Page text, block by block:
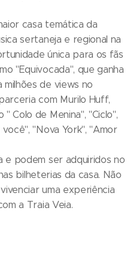
casa temática da
sertaneja e regional na
única para os fãs
"Equivocada", que ganha
de views no
com Murilo Huff,
Colo de Menina", "Ciclo",
"Nova York", "Amor
e podem ser adquiridos no
bilheterias da casa. Não
uma experiência
a Traia Veia.